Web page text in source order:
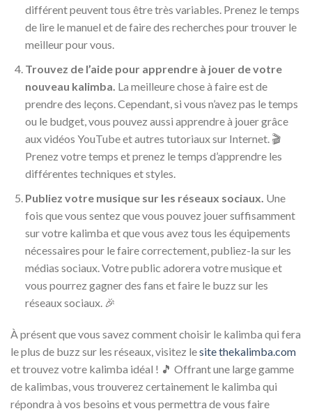
différent peuvent tous être très variables. Prenez le temps
de lire le manuel et de faire des recherches pour trouver le
meilleur pour vous.
Trouvez de l’aide pour apprendre à jouer de votre
nouveau kalimba. La meilleure chose à faire est de
prendre des leçons. Cependant, si vous n’avez pas le temps
ou le budget, vous pouvez aussi apprendre à jouer grâce
aux vidéos YouTube et autres tutoriaux sur Internet. 🎬
Prenez votre temps et prenez le temps d’apprendre les
différentes techniques et styles.
Publiez votre musique sur les réseaux sociaux. Une
fois que vous sentez que vous pouvez jouer suffisamment
sur votre kalimba et que vous avez tous les équipements
nécessaires pour le faire correctement, publiez-la sur les
médias sociaux. Votre public adorera votre musique et
vous pourrez gagner des fans et faire le buzz sur les
réseaux sociaux. 🎉
À présent que vous savez comment choisir le kalimba qui fera
le plus de buzz sur les réseaux, visitez lesite thekalimba.com
et trouvez votre kalimba idéal ! 🎵 Offrant une large gamme
de kalimbas, vous trouverez certainement le kalimba qui
répondra à vos besoins et vous permettra de vous faire